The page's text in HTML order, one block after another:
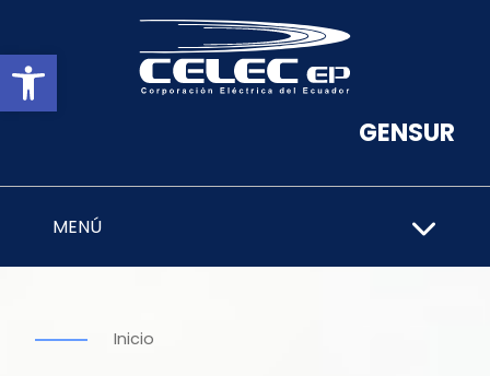
Abrir barra de herramientas
GENSUR
MENÚ
Inicio